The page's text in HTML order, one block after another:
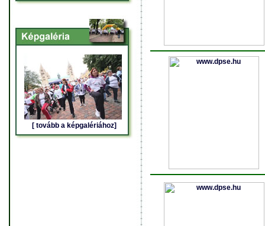
[ tovább a képgalériához]